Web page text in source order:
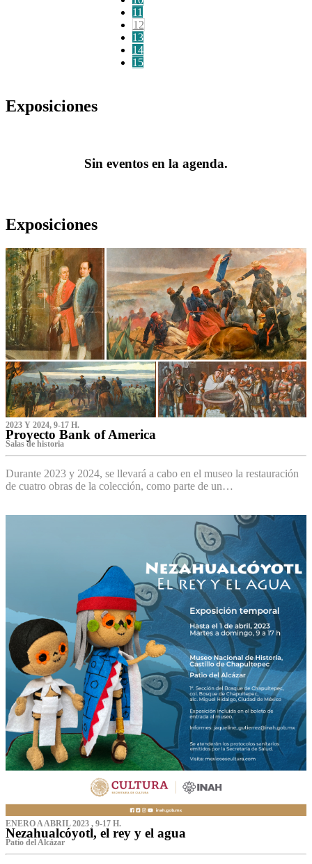
11
12
13
14
15
Exposiciones
Sin eventos en la agenda.
Exposiciones
2023 Y 2024, 9-17 H.
Proyecto Bank of America
S‌alas de historia
Durante 2023 y 2024, se llevará a cabo en el museo la restauración
de cuatro obras de la colección, como parte de un…
ENERO A ABRIL 2023 , 9-17 H.
Nezahualcóyotl, el rey y el agua
Patio del Alcázar